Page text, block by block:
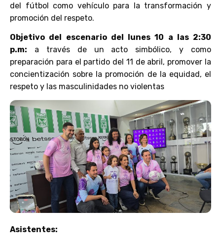
del fútbol como vehículo para la transformación y
promoción del respeto.
Objetivo del escenario del lunes 10 a las 2:30
p.m: a través de un acto simbólico, y como
preparación para el partido del 11 de abril, promover la
concientización sobre la promoción de la equidad, el
respeto y las masculinidades no violentas
Asistentes: